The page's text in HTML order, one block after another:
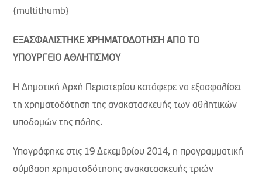
{multithumb}
ΕΞΑΣΦΑΛΙΣΤΗΚΕ ΧΡΗΜΑΤΟΔΟΤΗΣΗ ΑΠΟ ΤΟ
ΥΠΟΥΡΓΕΙΟ ΑΘΛΗΤΙΣΜΟΥ
Η Δημοτική Αρχή Περιστερίου κατάφερε να εξασφαλίσει
τη χρηματοδότηση της ανακατασκευής των αθλητικών
υποδομών της πόλης.
Υπογράφηκε στις 19 Δεκεμβρίου 2014, η προγραμματική
σύμβαση χρηματοδότησης ανακατασκευής τριών